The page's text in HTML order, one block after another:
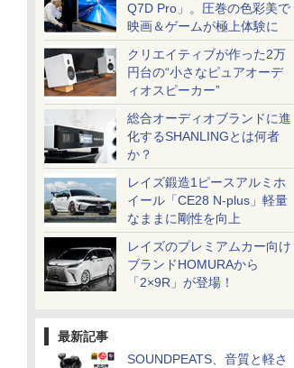
Q7D Pro」。圧巻の色彩美で
映画＆ゲームが極上体験に
クリエイティブが作った2万
円台の“小さなピュアオーデ
ィオスピーカー”
総合オーディオブランドに進
化するSHANLINGとは何者
か？
レイズ鍛造1ピースアルミホ
イール「CE28 N-plus」軽量
なままに剛性を向上
レイズのプレミアムカー向け
ブランドHOMURAから
「2×9R」が登場！
最新記事
SOUNDPEATS、音質と軽さ